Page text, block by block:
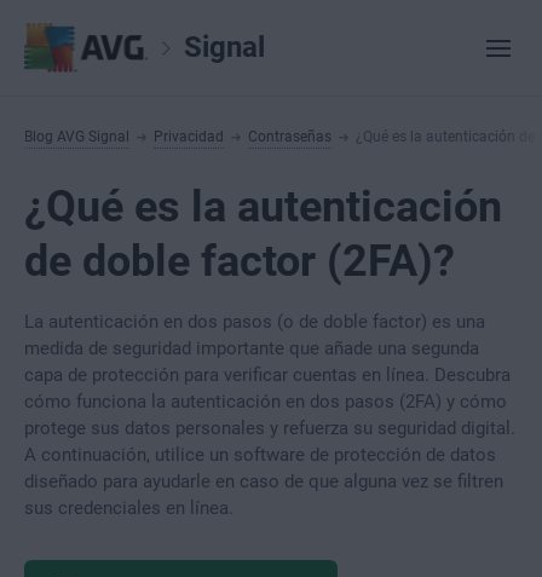
Signal
Blog AVG Signal Privacidad Contraseñas ¿Qué es la autenticación de
¿Qué es la autenticación
de doble factor (2FA)?
La autenticación en dos pasos (o de doble factor) es una
medida de seguridad importante que añade una segunda
capa de protección para verificar cuentas en línea. Descubra
cómo funciona la autenticación en dos pasos (2FA) y cómo
protege sus datos personales y refuerza su seguridad digital.
A continuación, utilice un software de protección de datos
diseñado para ayudarle en caso de que alguna vez se filtren
sus credenciales en línea.